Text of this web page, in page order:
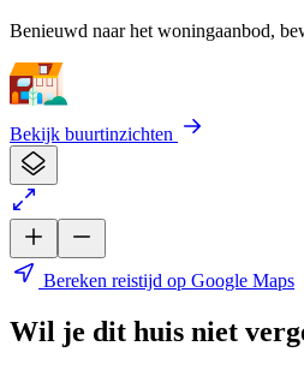
Benieuwd naar het woningaanbod,
Bekijk buurtinzichten
Bereken reistijd op Google Maps
Wil je dit huis niet